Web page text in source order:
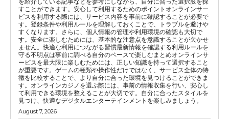
すことができます。安心して利用するためのポイントオンラインサー
ビスを利用する際には、サービス内容を事前に確認することが必要で
す。登録条件や利用ルールを理解しておくことで、トラブルを避けや
すくなります。さらに、個人情報の管理や利用環境の確認も大切で
す。安全に楽しむためには、基本的な注意点を意識することが欠かせ
ません。快適な利用につながる習慣最新情報を確認する利用ルールを
守る不明点は事前に調べる自分のペースで楽しむまとめオンラインサ
ービスを最大限に楽しむためには、正しい知識を持って選択すること
が重要です。ゲームの種類や操作性だけではなく、サービス全体の特
徴を比較することで、より自分に合った環境を見つけることができま
す。オンラインカジノを選ぶ際には、事前の情報収集を行い、安心し
て利用できる環境を整えることが大切です。自分に合ったスタイルを
見つけ、快適なデジタルエンターテインメントを楽しみましょう。
August 7, 2026